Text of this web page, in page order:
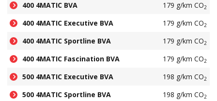
400 4MATIC BVA 179 g/km CO2
400 4MATIC Executive BVA 179 g/km CO2
400 4MATIC Sportline BVA 179 g/km CO2
400 4MATIC Fascination BVA 179 g/km CO2
500 4MATIC Executive BVA 198 g/km CO2
500 4MATIC Sportline BVA 198 g/km CO2